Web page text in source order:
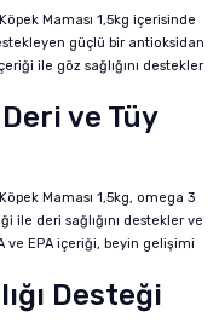
Maması 1,5kg içerisinde
güçlü bir antioksidan
ile göz sağlığını destekler
ve Tüy
Maması 1,5kg, omega 3
ile deri sağlığını destekler ve
ve EPA içeriği, beyin gelişimi
Desteği